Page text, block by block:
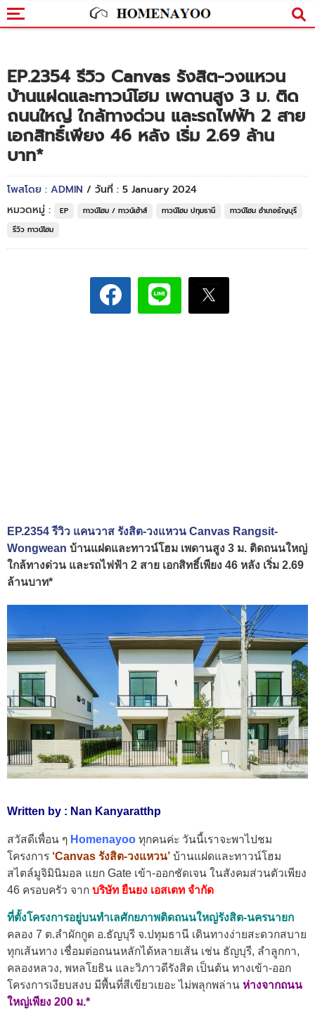
EP.2354 รีวิว Canvas รังสิต-วงแหวน
บ้านแฝดและทาวน์โฮม เพดานสูง 3 ม. ติด
ถนนใหญ่ ใกล้ทางด่วน และรถไฟฟ้า 2 สาย
เอกสิทธิ์เพียง 46 หลัง เริ่ม 2.69 ล้าน
บาท*
โพสโดย : ADMIN / วันที่ : 5 January 2024
หมวดหมู่ :
EP ทาวน์โฮม / ทาวน์เฮ้าส์ ทาวน์โฮม ปทุมธานี
ทาวน์โฮม อำเภอธัญบุรี
รีวิว ทาวน์โฮม
EP.2354 รีวิว แคนวาส รังสิต-วงแหวน Canvas Rangsit-
Wongwean บ้านแฝดและทาวน์โฮม เพดานสูง 3 ม. ติดถนนใหญ่
ใกล้ทางด่วน และรถไฟฟ้า 2 สาย เอกสิทธิ์เพียง 46 หลัง เริ่ม 2.69
ล้านบาท*
Written by : Nan Kanyaratthp
สวัสดีเพื่อน ๆ Homenayoo ทุกคนค่ะ วันนี้เราจะพาไปชม
โครงการ ‘Canvas รังสิต-วงแหวน’ บ้านแฝดและทาวน์โฮม
สไตล์มูจิมินิมอล แยก Gate เข้า-ออกชัดเจน ในสังคมส่วนตัวเพียง
46 ครอบครัว จาก บริษัท ยืนยง เอสเตท จำกัด
ที่ตั้งโครงการอยู่บนทำเลศักยภาพติดถนนใหญ่รังสิต-นครนายก
คลอง 7 ต.ลำผักกูด อ.ธัญบุรี จ.ปทุมธานี เดินทางง่ายสะดวกสบาย
ทุกเส้นทาง เชื่อมต่อถนนหลักได้หลายเส้น เช่น ธัญบุรี, ลำลูกกา,
คลองหลวง, พหลโยธิน และวิภาวดีรังสิต เป็นต้น ทางเข้า-ออก
โครงการเงียบสงบ มีพื้นที่สีเขียวเยอะ ไม่พลุกพล่าน ห่างจากถนน
ใหญ่เพียง 200 ม.*